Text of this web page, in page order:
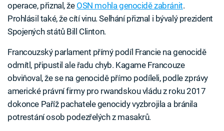
operace, přiznal, že OSN mohla genocidě zabránit.
Prohlásil také, že cítí vinu. Selhání přiznal i bývalý prezident
Spojených států Bill Clinton.
Francouzský parlament přímý podíl Francie na genocidě
odmítl, připustil ale řadu chyb. Kagame Francouze
obviňoval, že se na genocidě přímo podíleli, podle zprávy
americké právní firmy pro rwandskou vládu z roku 2017
dokonce Paříž pachatele genocidy vyzbrojila a bránila
potrestání osob podezřelých z masakrů.